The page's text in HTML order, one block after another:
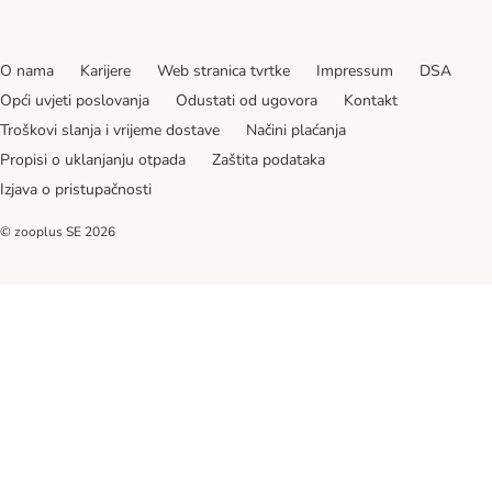
O nama Karijere Web stranica tvrtke Impressum
DSA
Opći uvjeti poslovanja
Odustati od ugovora
Kontakt
Troškovi slanja i vrijeme dostave
Načini plaćanja
Propisi o uklanjanju otpada
Zaštita podataka
Izjava o pristupačnosti
© zooplus SE 2026